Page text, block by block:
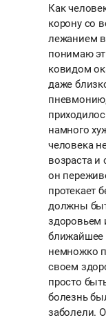
Как
корону со
лежанием
понимаю
ковидом
даже
намного
человека
возраста и
он
протекает
должны
здоровьем
ближайшее
немножко
своем
просто
болезнь
заболели.